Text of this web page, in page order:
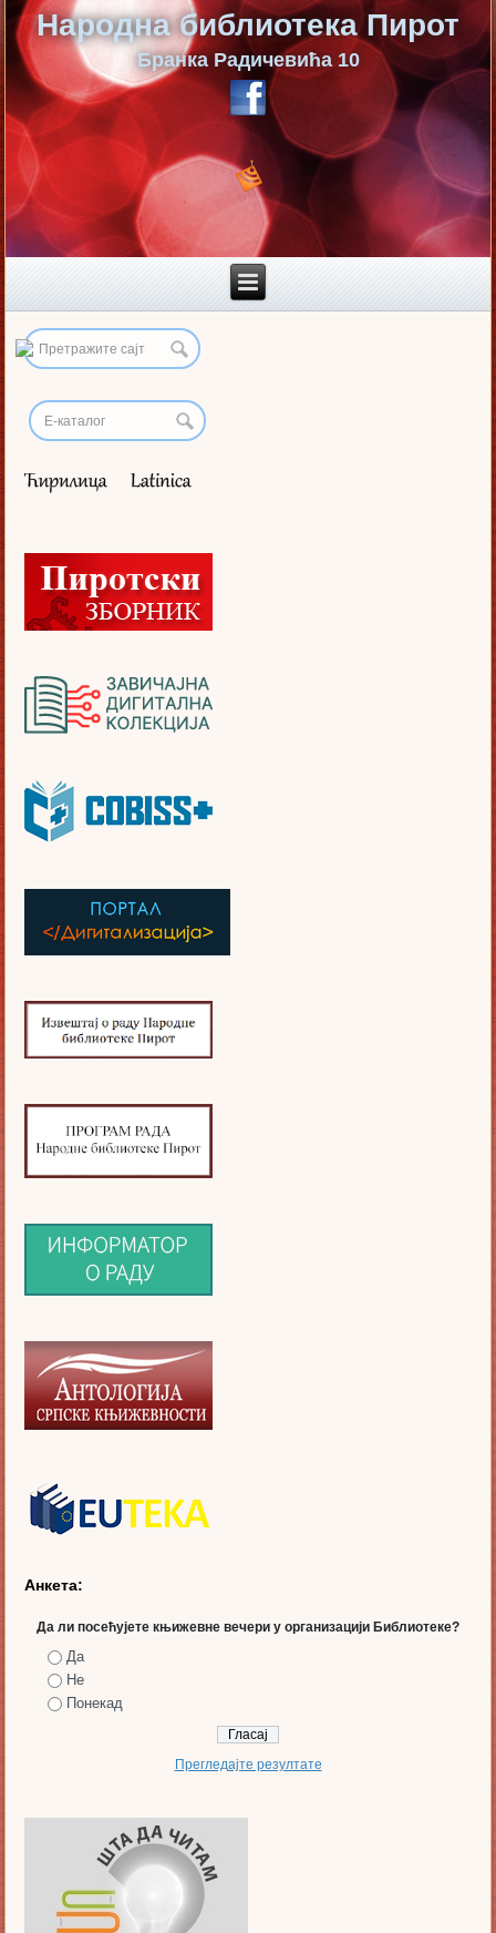
Народна библиотека Пирот
Бранка Радичевића 10
Анкета:
Да ли посећујете књижевне вечери у организацији Библиотеке?
Да
Не
Понекад
Прегледајте резултате